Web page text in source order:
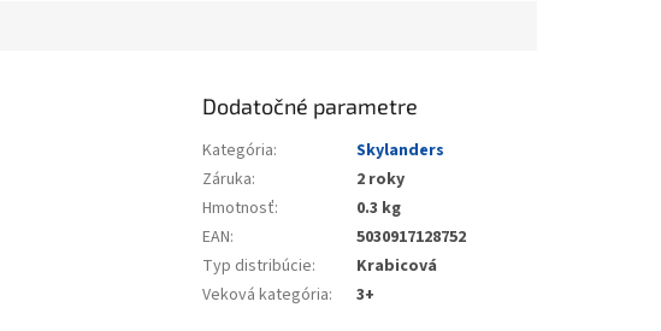
Dodatočné parametre
Kategória:
Skylanders
Záruka:
2 roky
Hmotnosť:
0.3 kg
EAN:
5030917128752
Typ distribúcie:
Krabicová
Veková kategória: 3+